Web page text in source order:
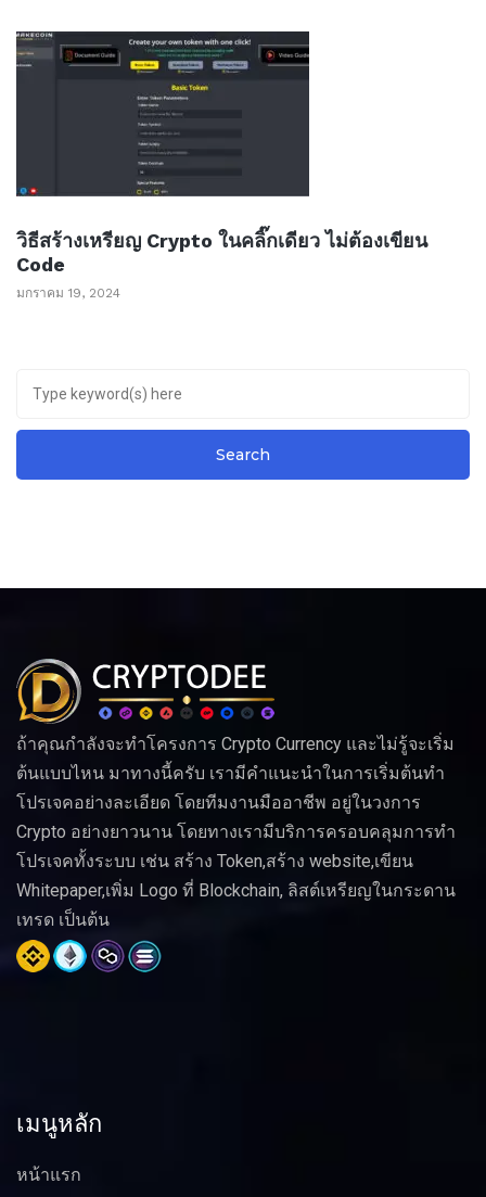
วิธีสร้างเหรียญ Crypto ในคลิ๊กเดียว ไม่ต้องเขียน
Code
มกราคม 19, 2024
ถ้าคุณกำลังจะทำโครงการ Crypto Currency และไม่รู้จะเริ่ม
ต้นแบบไหน มาทางนี้ครับ เรามีคำแนะนำในการเริ่มต้นทำ
โปรเจคอย่างละเอียด โดยทีมงานมืออาชีพ อยู่ในวงการ
Crypto อย่างยาวนาน โดยทางเรามีบริการครอบคลุมการทำ
โปรเจคทั้งระบบ เช่น สร้าง Token,สร้าง website,เขียน
Whitepaper,เพิ่ม Logo ที่ Blockchain, ลิสต์เหรียญในกระดาน
เทรด เป็นต้น
เมนูหลัก
หน้าแรก